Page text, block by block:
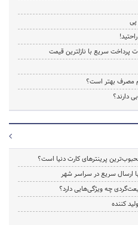
پرداخت سریع با نازلترین قیمت
مصرف بهتر است؟
دارند؟
ارسال سریع در سراسر شهر
چه ویژگی‌هایی دارد؟
کننده